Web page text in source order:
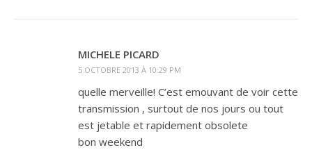
MICHELE PICARD
5 OCTOBRE 2013 À 10:29 PM
quelle merveille! C’est emouvant de voir cette
transmission , surtout de nos jours ou tout
est jetable et rapidement obsolete
bon weekend